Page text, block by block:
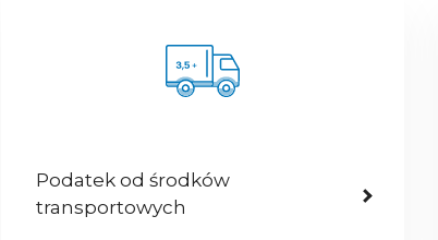
Podatek od środków
transportowych